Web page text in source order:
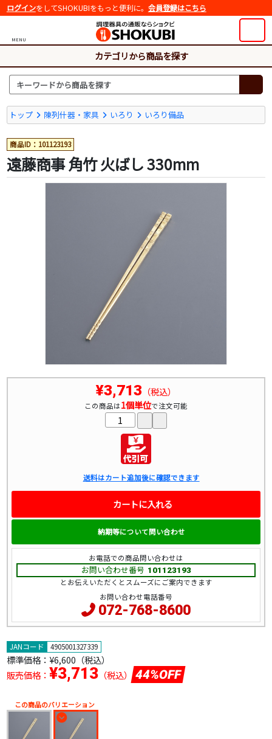
ログインをしてSHOKUBIをもっと便利に。 会員登録はこちら
MENU
カテゴリから商品を探す
トップ 陳列什器・家具 いろり いろり備品
商品ID：101123193
遠藤商事 角竹 火ばし 330mm
JANコード 4905001327339
標準価格： ¥6,600（税込）
販売価格： ¥3,713（税込） 44%OFF
この商品のバリエーション
¥3,713 （税込）
この商品は1個単位で注文可能
送料はカート追加後に確認できます
カートに入れる
納期等について問い合わせ
お電話での商品問い合わせは
お問い合わせ番号 101123193
とお伝えいただくとスムーズにご案内できます
お問い合わせ電話番号
072-768-8600